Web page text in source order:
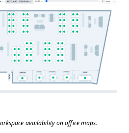
availability on office maps.